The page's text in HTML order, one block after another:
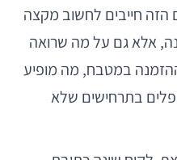
חייבים לחשוב מקצה
אלא גם על מה שרואה
במטבח, מה מופיע
בתרחישים שלא